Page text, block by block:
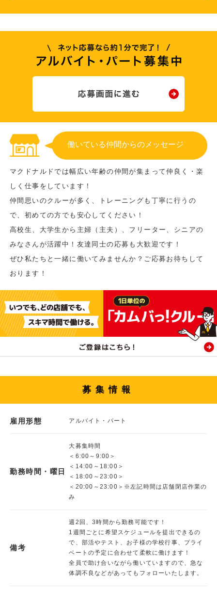
働いている仲間からのメッセージ
マクドナルドでは幅広い年齢の仲間が集まって仲良く・楽
しく仕事をしています！
仲間思いのクルーが多く、トレーニングも丁寧に行うの
で、初めての方でも安心してください！
高校生、大学生から主婦（主夫）、フリーター、シニアの
みなさんが活躍中！友達同士の応募も大歓迎です！
ぜひ私たちと一緒に働いてみませんか？ご応募お待ちして
おります！
募集情報
雇用形態 アルバイト・パート
勤務時間・曜日
大募集時間
＜6:00～9:00＞
＜14:00～18:00＞
＜18:00～23:00＞
＜20:00～23:00＞※左記時間は店舗閉店作業の
み
備考
週2回、3時間から勤務可能です！
1週間ごとに希望スケジュールを提出できるの
で、部活やテスト、お子様の学校行事、プライ
ベートの予定に合わせて柔軟に働けます！
全員で助け合いながら働いていますので、急な
体調不良などがあってもフォローいたします。